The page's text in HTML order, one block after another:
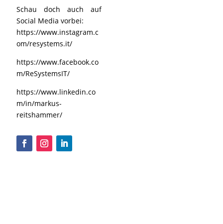
Schau doch auch auf
Social Media vorbei:
https://www.instagram.c
om/resystems.it/
https://www.facebook.co
m/ReSystemsIT/
https://www.linkedin.co
m/in/markus-
reitshammer/